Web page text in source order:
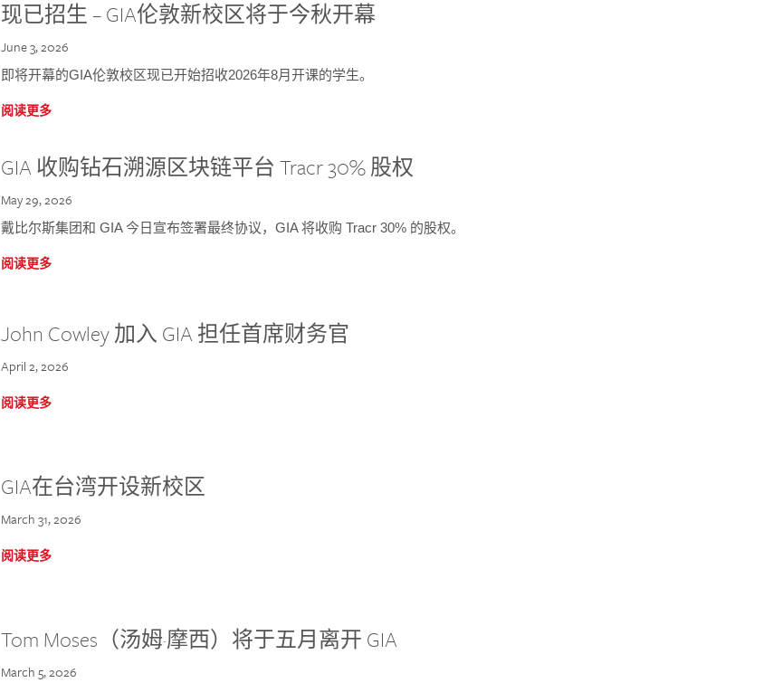
现已招生 – GIA伦敦新校区将于今秋开幕
June 3, 2026
即将开幕的GIA伦敦校区现已开始招收2026年8月开课的学生。
阅读更多
GIA 收购钻石溯源区块链平台 Tracr 30% 股权
May 29, 2026
戴比尔斯集团和 GIA 今日宣布签署最终协议，GIA 将收购 Tracr 30% 的股权。
阅读更多
John Cowley 加入 GIA 担任首席财务官
April 2, 2026
阅读更多
GIA在台湾开设新校区
March 31, 2026
阅读更多
Tom Moses（汤姆·摩西）将于五月离开 GIA
March 5, 2026